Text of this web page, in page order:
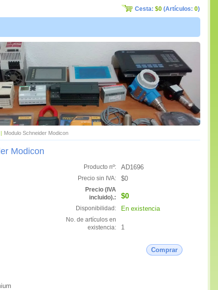
| Modulo Schneider Modicon
Modicon
Producto nº: AD1696
Precio sin IVA: $0
Precio (IVA
incluido).:
$0
Disponibilidad: En existencia
No. de artículos en
existencia:
1
Comprar
Cesta: $0 (Artículos: 0)